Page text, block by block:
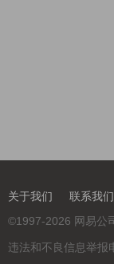
关于我们 联系我们
©1997-2026 网易公
违法和不良信息举